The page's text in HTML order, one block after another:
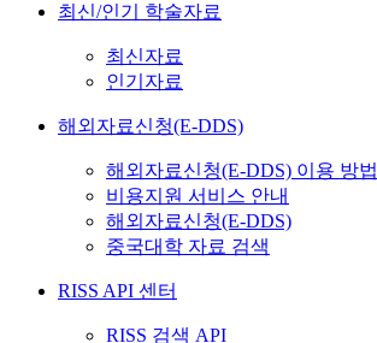
최신/인기 학술자료
최신자료
인기자료
해외자료신청(E-DDS)
해외자료신청(E-DDS) 이용 방법
비용지원 서비스 안내
해외자료신청(E-DDS)
중국대학 자료 검색
RISS API 센터
RISS 검색 API